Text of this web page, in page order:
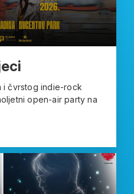
i čvrstog indie-rock
open-air party na